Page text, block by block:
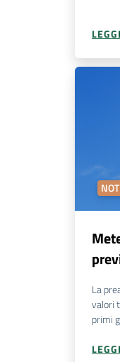
La
valori
primi